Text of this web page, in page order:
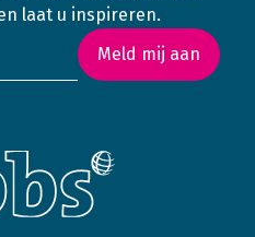
laat u inspireren.
Meld mij aan